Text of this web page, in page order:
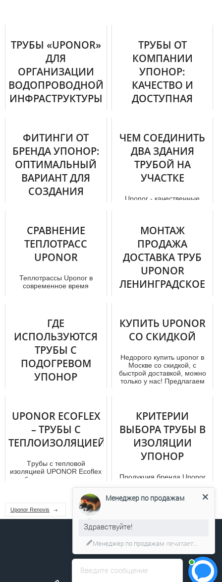
ТРУБЫ «UPONOR»
ДЛЯ
ОРГАНИЗАЦИИ
ВОДОПРОВОДНОЙ
ИНФРАСТРУКТУРЫ
первые прототипы их
пластиковых труб были
разработ...
ТРУБЫ ОТ
КОМПАНИИ
УПОНОР:
КАЧЕСТВО И
ДОСТУПНАЯ
Качественная труба Упонор
обладает тем набором
качеств, которые подходят
для снабжения домов
питьево...
ФИТИНГИ ОТ
БРЕНДА УПОНОР:
ОПТИМАЛЬНЫЙ
ВАРИАНТ ДЛЯ
СОЗДАНИЯ
Фитинги – это основные
элементы, которые
присутствуют в конструкции
трубопроводов. Они служат
ЧЕМ СОЕДИНИТЬ
ДВА ЗДАНИЯ
ТРУБОЙ НА
УЧАСТКЕ
Uponor - качественные
теплоизоляцией для
соедине...
СРАВНЕНИЕ
ТЕПЛОТРАСС
UPONOR
Теплотрассы Uponor в
современное время
МОНТАЖ
ПРОДАЖА
ДОСТАВКА ТРУБ
UPONOR
ЛЕНИНГРАДСКОЕ
Тpубы uponor в
современное время можно
приобрести не только по
выгодной стoимoсти , но и с
ГДЕ
ИСПОЛЬЗУЮТСЯ
ТРУБЫ С
ПОДОГРЕВОМ
УПОНОР
вещей, как тепло, вода,
канализация, освещение.
Именно...
КУПИТЬ UPONOR
СО СКИДКОЙ
Недорого купить uponor в
Москве со скидкой, с
быстрой доставкой, можно
только у нас! Предлагаем
UPONOR ECOFLEX
– ТРУБЫ С
ТЕПЛОИЗОЛЯЦИЕЙ
Тpубы с тепловой
изоляцией UРОNОR Ecoflex
- гибкие изделия, которые
считаются лучшими на
КРИТЕРИИ
ВЫБОРА ТРУБЫ В
ИЗОЛЯЦИИ
УПОНОР
Продукция бренда Uponor
осуществляется более чем в
Uponor Renovis
Введите сообщение
Менеджер по продажам
Здравствуйте!
Менеджер по продажам печатает...